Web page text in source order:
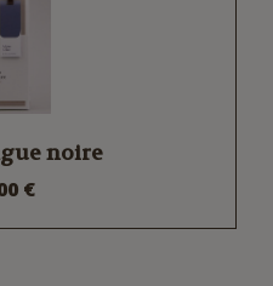
noire
€